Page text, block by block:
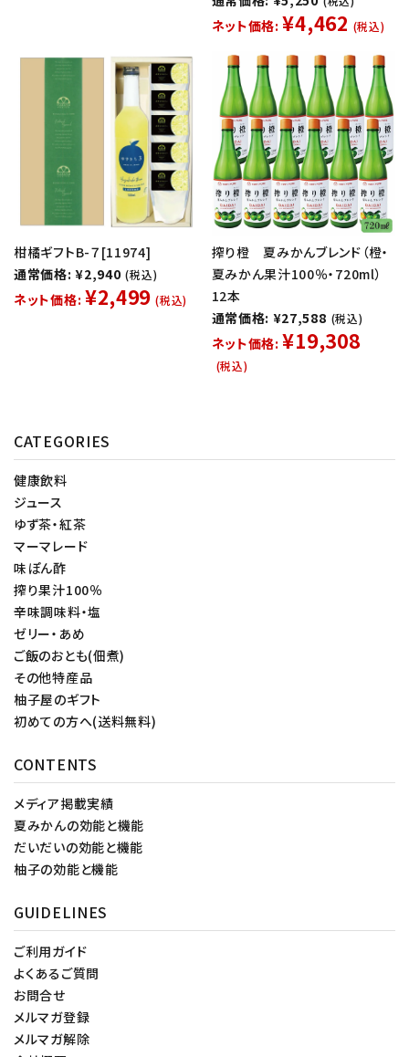
ネット価格: ¥4,462 (税込)
柑橘ギフトB-７[11974]
通常価格: ¥2,940 (税込)
ネット価格: ¥2,499 (税込)
搾り橙 夏みかんブレンド（橙・
夏みかん果汁100％・720ml）
12本
通常価格: ¥27,588 (税込)
ネット価格: ¥19,308
(税込)
CATEGORIES
健康飲料
ジュース
ゆず茶・紅茶
マーマレード
味ぽん酢
搾り果汁100％
辛味調味料・塩
ゼリー・あめ
ご飯のおとも(佃煮)
その他特産品
柚子屋のギフト
初めての方へ(送料無料)
CONTENTS
メディア掲載実績
夏みかんの効能と機能
だいだいの効能と機能
柚子の効能と機能
GUIDELINES
ご利用ガイド
よくあるご質問
お問合せ
メルマガ登録
メルマガ解除